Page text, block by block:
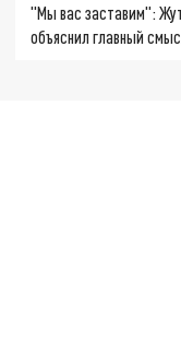
"Мы вас заставим":
объяснил главный